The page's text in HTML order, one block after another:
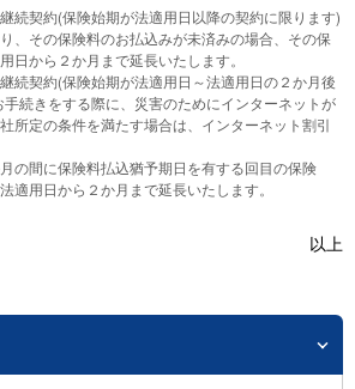
続契約(保険始期が法適用日以降の契約に限ります)
、その保険料のお払込みが未済みの場合、その保
日から２か月まで延長いたします。
続契約(保険始期が法適用日～法適用日の２か月後
続きをする際に、災害のためにインターネットが
所定の条件を満たす場合は、インターネット割引
の間に保険料払込猶予期日を有する回目の保険
適用日から２か月まで延長いたします。
以上